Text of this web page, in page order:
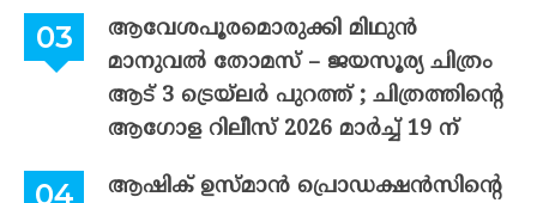
ആവേശപൂരമൊരുക്കി മിഥുൻ
മാനുവൽ തോമസ് – ജയസൂര്യ ചിത്രം
ആട് 3 ട്രെയ്‌ലർ പുറത്ത് ; ചിത്രത്തിന്റെ
ആഗോള റിലീസ് 2026 മാർച്ച് 19 ന്
ആഷിക് ഉസ്മാൻ പ്രൊഡക്ഷൻസിന്റെ